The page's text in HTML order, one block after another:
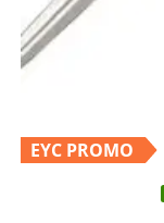
EYC PROMO